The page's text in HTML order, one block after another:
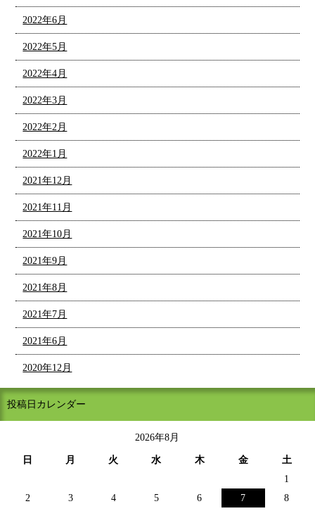
2022年6月
2022年5月
2022年4月
2022年3月
2022年2月
2022年1月
2021年12月
2021年11月
2021年10月
2021年9月
2021年8月
2021年7月
2021年6月
2020年12月
投稿日カレンダー
2026年8月
日 月 火 水 木 金
土
1
2
3 4 5 6 7 8